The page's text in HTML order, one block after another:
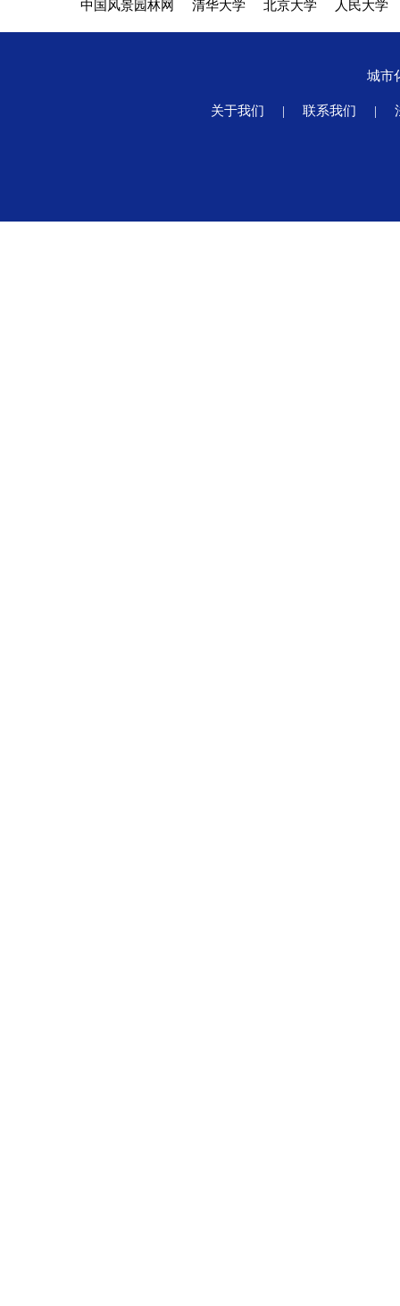
中国风景园林网 清华大学 北京大学 人民大学
城市
关于我们 | 联系我们 |